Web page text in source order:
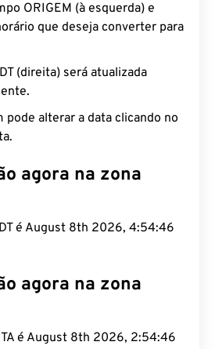
ORIGEM (à esquerda) e
que deseja converter para
(direita) será atualizada
pode alterar a data clicando no
agora na zona
é August 8th 2026, 4:54:47
agora na zona
é August 8th 2026, 2:54:47